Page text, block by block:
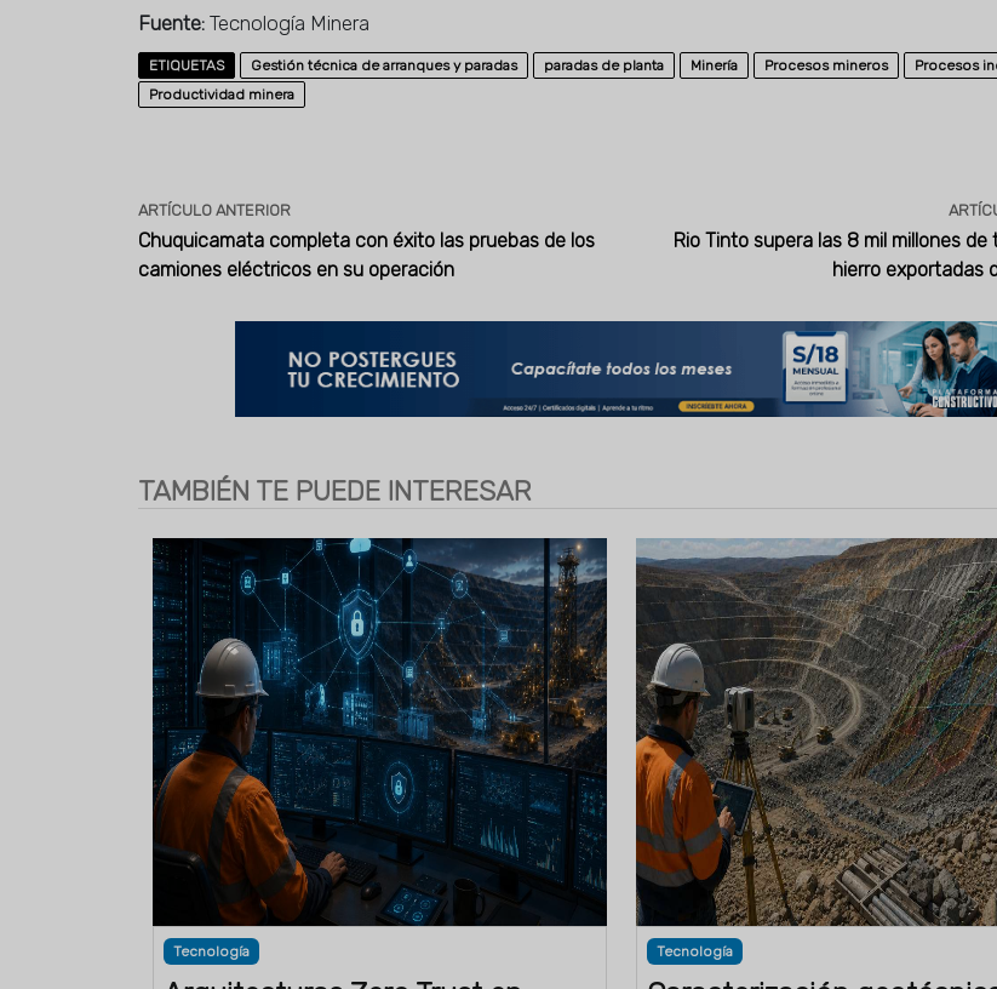
Fuente: Tecnología Minera
ETIQUETAS Gestión técnica de arranques y paradas paradas de planta Minería Procesos mineros
Procesos
Productividad minera
ARTÍCULO ANTERIOR
Chuquicamata completa con éxito las pruebas de los
camiones eléctricos en su operación
Rio Tinto supera las 8 mil millones de
hierro exportadas
TAMBIÉN TE PUEDE INTERESAR
Tecnología Tecnología